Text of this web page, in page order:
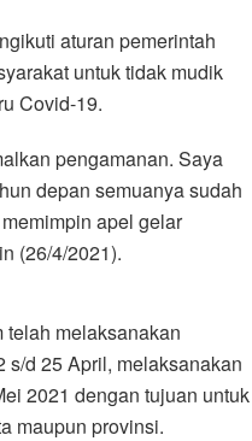
aturan pemerintah
untuk tidak mudik
Covid-19.
pengamanan. Saya
depan semuanya sudah
apel gelar
(26/4/2021).
telah melaksanakan
s/d 25 April, melaksanakan
2021 dengan tujuan untuk
maupun provinsi.